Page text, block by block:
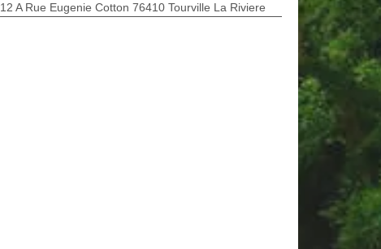
12 A Rue Eugenie Cotton 76410 Tourville La Riviere